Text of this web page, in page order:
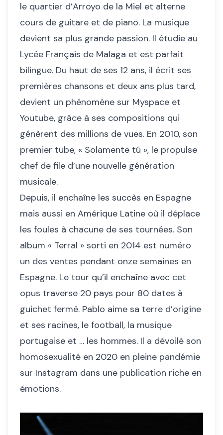
le quartier d’Arroyo de la Miel et alterne
cours de guitare et de piano. La musique
devient sa plus grande passion. Il étudie au
Lycée Français de Malaga et est parfait
bilingue. Du haut de ses 12 ans, il écrit ses
premières chansons et deux ans plus tard,
devient un phénomène sur Myspace et
Youtube, grâce à ses compositions qui
génèrent des millions de vues. En 2010, son
premier tube, « Solamente tú », le propulse
chef de file d’une nouvelle génération
musicale.
Depuis, il enchaîne les succès en Espagne
mais aussi en Amérique Latine où il déplace
les foules à chacune de ses tournées. Son
album « Terral » sorti en 2014 est numéro
un des ventes pendant onze semaines en
Espagne. Le tour qu’il enchaîne avec cet
opus traverse 20 pays pour 80 dates à
guichet fermé. Pablo aime sa terre d’origine
et ses racines, le football, la musique
portugaise et … les hommes. Il a dévoilé son
homosexualité en 2020 en pleine pandémie
sur Instagram dans une publication riche en
émotions.